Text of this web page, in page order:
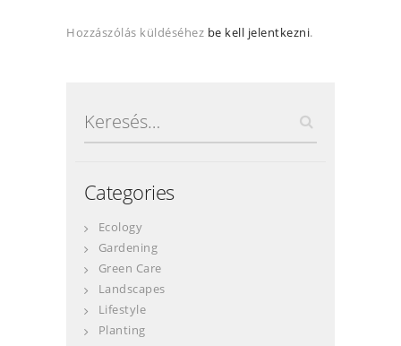
Hozzászólás küldéséhez be kell jelentkezni.
Categories
Ecology
Gardening
Green Care
Landscapes
Lifestyle
Planting